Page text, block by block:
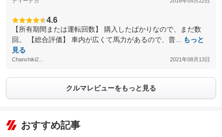
4.6
【所有期間または運転回数】 購入したばかりなので、まだ数
回。 【総合評価】 車内が広くて馬力があるので、普...
もっと
見る
Chanchiki2... 2021年08月13日
クルマレビューをもっと見る
おすすめ記事